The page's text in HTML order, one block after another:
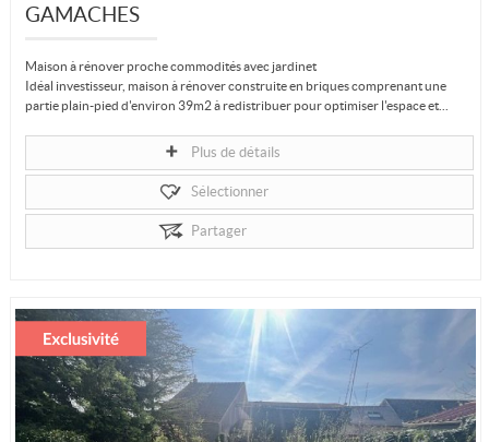
GAMACHES
Maison à rénover proche commodités avec jardinet
Idéal investisseur, maison à rénover construite en briques comprenant une
partie plain-pied d'environ 39m2 à redistribuer pour optimiser l'espace et...
Plus de détails
Sélectionner
Partager